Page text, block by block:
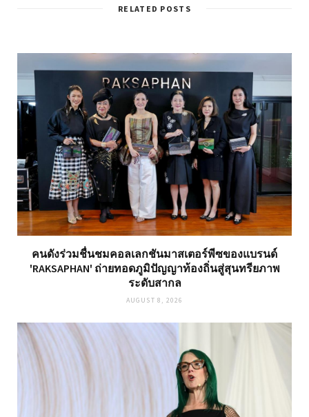
RELATED POSTS
คนดังร่วมชื่นชมคอลเลกชันมาสเตอร์พีซของแบรนด์
'RAKSAPHAN' ถ่ายทอดภูมิปัญญาท้องถิ่นสู่สุนทรียภาพ
ระดับสากล
AUGUST 8, 2026